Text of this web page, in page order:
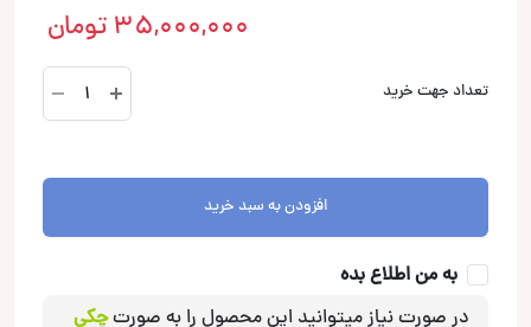
35,000,000 تومان
تعداد جهت خرید
MW
6.5
افزودن به سبد خرید
به من اطلاع بده
در صورت نیاز میتوانید این محصول را به صورتچکی